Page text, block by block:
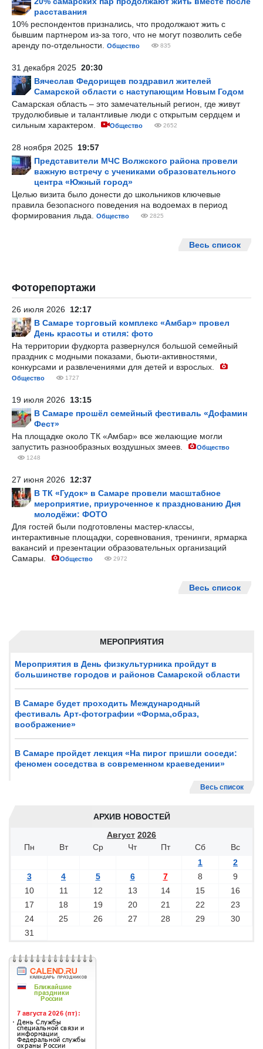
МЕРОПРИЯТИЯ
Мероприятия в День физкультурника пройдут в
большинстве городов и районов Самарской области
В Самаре будет проходить Международный
фестиваль Арт-фотографии «Форма,образ,
воображение»
В Самаре пройдет лекция «На пирог пришли соседи:
феномен соседства в современном краеведении»
Весь список
АРХИВ НОВОСТЕЙ
Август 2026
Пн
Вт Ср Чт Пт Сб
Вс
1
2
3
4 5 6 7 8
9
10
11 12 13 14 15
16
17
18 19 20 21 22
23
24
25 26 27 28 29
30
31
расставания
10% респондентов признались, что продолжают жить с
бывшим партнером из-за того, что не могут позволить себе
аренду по-отдельности.
Общество 835
31 декабря 2025 20:30
Вячеслав Федорищев поздравил жителей
Самарской области с наступающим Новым Годом
Самарская область – это замечательный регион, где живут
трудолюбивые и талантливые люди с открытым сердцем и
сильным характером.
Общество 2652
28 ноября 2025 19:57
Представители МЧС Волжского района провели
важную встречу с учениками образовательного
центра «Южный город»
Целью визита было донести до школьников ключевые
правила безопасного поведения на водоемах в период
формирования льда.
Общество 2825
Весь список
Фоторепортажи
26 июля 2026 12:17
В Самаре торговый комплекс «Амбар» провел
День красоты и стиля: фото
На территории фудкорта развернулся большой семейный
праздник с модными показами, бьюти-активностями,
конкурсами и развлечениями для детей и взрослых.
Общество 1727
19 июля 2026 13:15
В Самаре прошёл семейный фестиваль «Дофамин
Фест»
На площадке около ТК «Амбар» все желающие могли
запустить разнообразных воздушных змеев.
Общество
1248
27 июня 2026 12:37
В ТК «Гудок» в Самаре провели масштабное
мероприятие, приуроченное к празднованию Дня
молодёжи: ФОТО
Для гостей были подготовлены мастер-классы,
интерактивные площадки, соревнования, тренинги, ярмарка
вакансий и презентации образовательных организаций
Самары.
Общество 2972
Весь список